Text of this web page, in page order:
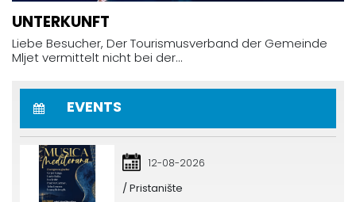
UNTERKUNFT
Liebe Besucher, Der Tourismusverband der Gemeinde
Mljet vermittelt nicht bei der...
EVENTS
12-08-2026
/ Pristanište